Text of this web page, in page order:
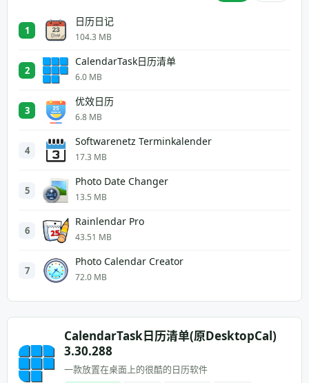
1
日历日记
104.3 MB
2
CalendarTask日历清单
6.0 MB
3
优效日历
6.8 MB
4
Softwarenetz Terminkalender
17.3 MB
5
Photo Date Changer
13.5 MB
6
Rainlendar Pro
43.51 MB
7
Photo Calendar Creator
72.0 MB
CalendarTask日历清单(原DesktopCal)
3.30.288
一款放置在桌面上的很酷的日历软件